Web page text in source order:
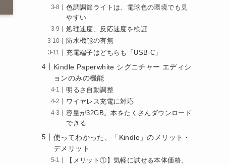
色調調節ライトは、電球色の環境でも見
やすい
処理速度、反応速度を検証
防水機能の有無
充電端子はどちらも「USB-C」
Kindle Paperwhite シグニチャー エディシ
ョンのみの機能
明るさ自動調整
ワイヤレス充電に対応
容量が32GB。本をたくさんダウンロード
できる
使ってわかった、「Kindle」のメリット・
デメリット
【メリット①】気軽に試せる本体価格。